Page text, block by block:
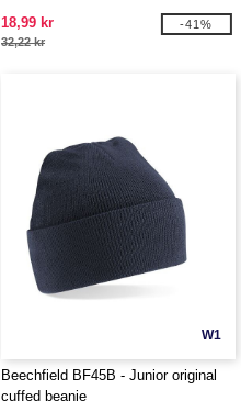
18,99 kr
32,22 kr
-41%
W1
Beechfield BF45B - Junior original
cuffed beanie